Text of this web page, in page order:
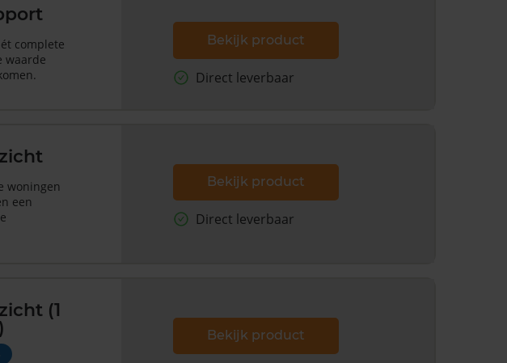
complete
waarde
Bekijk product
Direct leverbaar
woningen
een
Bekijk product
Direct leverbaar
(1
Bekijk product